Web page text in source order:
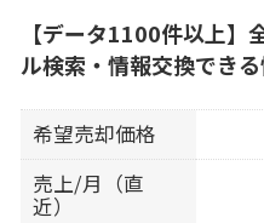
【データ1100件以上】
ル検索・情報交換でき
希望売却価格
売上/月（直
近）